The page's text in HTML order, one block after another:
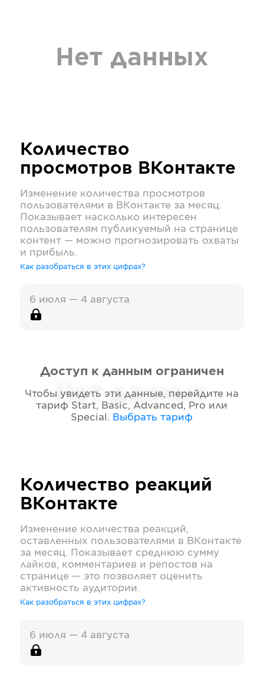
Нет данных
Количество
просмотров ВКонтакте
Изменение количества просмотров
пользователями в ВКонтакте за месяц.
Показывает насколько интересен
пользователям публикуемый на странице
контент — можно прогнозировать охваты
и прибыль.
Как разобраться в этих цифрах?
6 июля — 4 августа
Нет данных
Доступ к данным ограничен
Чтобы увидеть эти данные, перейдите на
тариф Start, Basic, Advanced, Pro или
Special . Выбрать тариф
Количество реакций
ВКонтакте
Изменение количества реакций,
оставленных пользователями в ВКонтакте
за месяц. Показывает среднюю сумму
лайков, комментариев и репостов на
странице — это позволяет оценить
активность аудитории.
Как разобраться в этих цифрах?
6 июля — 4 августа